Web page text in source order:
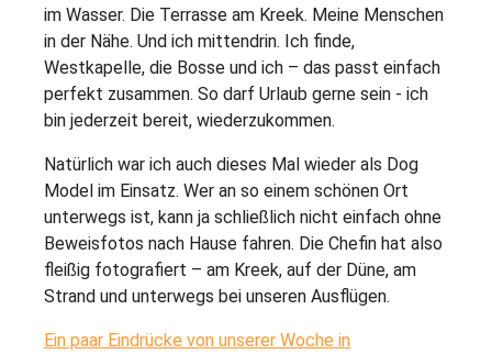
im Wasser. Die Terrasse am Kreek. Meine Menschen
in der Nähe. Und ich mittendrin. Ich finde,
Westkapelle, die Bosse und ich – das passt einfach
perfekt zusammen. So darf Urlaub gerne sein - ich
bin jederzeit bereit, wiederzukommen.
Natürlich war ich auch dieses Mal wieder als Dog
Model im Einsatz. Wer an so einem schönen Ort
unterwegs ist, kann ja schließlich nicht einfach ohne
Beweisfotos nach Hause fahren. Die Chefin hat also
fleißig fotografiert – am Kreek, auf der Düne, am
Strand und unterwegs bei unseren Ausflügen.
Ein paar Eindrücke von unserer Woche in